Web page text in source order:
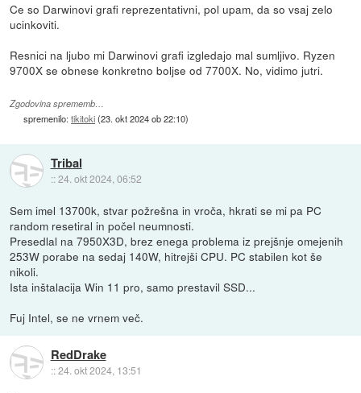
Ce so Darwinovi grafi reprezentativni, pol upam, da so vsaj zelo
ucinkoviti.
Resnici na ljubo mi Darwinovi grafi izgledajo mal sumljivo. Ryzen
9700X se obnese konkretno boljse od 7700X. No, vidimo jutri.
Zgodovina sprememb…
spremenilo:tikitoki(23. okt 2024 ob 22:10)
Tribal
::24. okt 2024, 06:52
Sem imel 13700k, stvar požrešna in vroča, hkrati se mi pa PC
random resetiral in počel neumnosti.
Presedlal na 7950X3D, brez enega problema iz prejšnje omejenih
253W porabe na sedaj 140W, hitrejši CPU. PC stabilen kot še
nikoli.
Ista inštalacija Win 11 pro, samo prestavil SSD...
Fuj Intel, se ne vrnem več.
RedDrake
::24. okt 2024, 13:51